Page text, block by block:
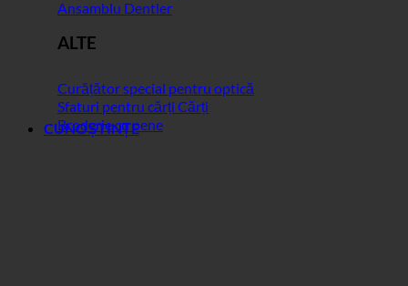
Ansamblu Dentler
ALTE
Curățător special pentru optică
Sfaturi pentru cărți Cărți
Broderie cu pene
CUNOȘTINȚE